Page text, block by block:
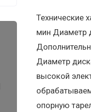
Технические
мин Диаметр
Диаметр
высокой
опорную